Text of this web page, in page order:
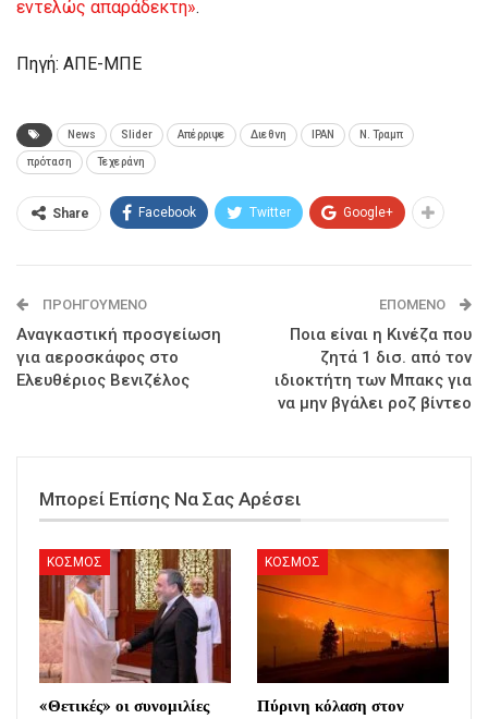
εντελώς απαράδεκτη».
Πηγή: ΑΠΕ-ΜΠΕ
News Slider Απέρριψε Διεθνη ΙΡΑΝ Ν. Τραμπ
πρόταση Τεχεράνη
Share Facebook Twitter Google+
ΠΡΟΗΓΟΎΜΕΝΟ
Αναγκαστική προσγείωση
για αεροσκάφος στο
Ελευθέριος Βενιζέλος
ΕΠΌΜΕΝΟ
Ποια είναι η Κινέζα που
ζητά 1 δισ. από τον
ιδιοκτήτη των Μπακς για
να μην βγάλει ροζ βίντεο
Μπορεί Επίσης Να Σας Αρέσει
ΚΟΣΜΟΣ
«Θετικές» οι συνομιλίες
ΚΟΣΜΟΣ
Πύρινη κόλαση στον